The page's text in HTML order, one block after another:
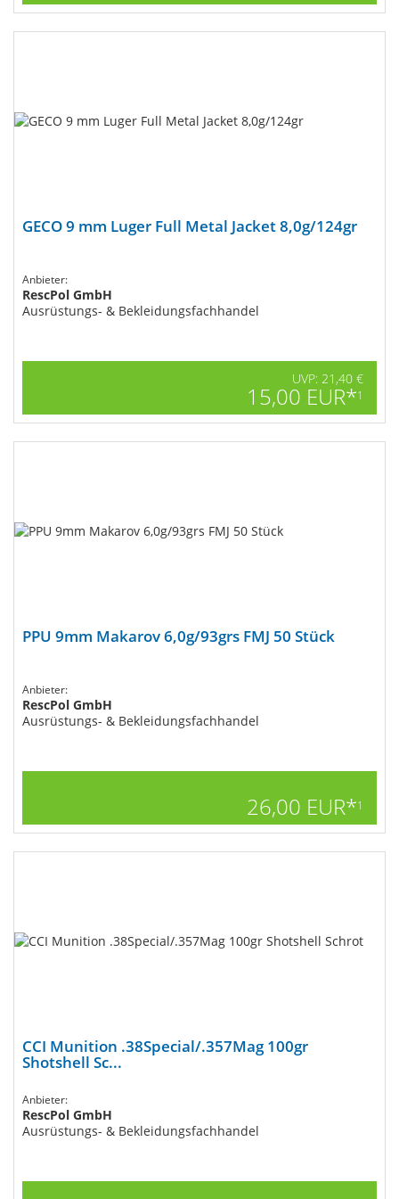
GECO 9 mm Luger Full Metal Jacket 8,0g/124gr
Anbieter:
RescPol GmbH
Ausrüstungs- & Bekleidungsfachhandel
UVP: 21,40 €
15,00 EUR*1
PPU 9mm Makarov 6,0g/93grs FMJ 50 Stück
Anbieter:
RescPol GmbH
Ausrüstungs- & Bekleidungsfachhandel
26,00 EUR*1
CCI Munition .38Special/.357Mag 100gr
Shotshell Sc...
Anbieter:
RescPol GmbH
Ausrüstungs- & Bekleidungsfachhandel